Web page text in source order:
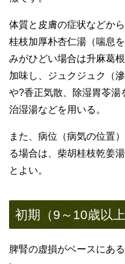
体質と皮膚の症状などか
桂枝加厚朴杏仁湯（喘息
みがひどい場合は升麻葛
加味し、ジュクジュク（
や?香正気散、除湿胃苓湯
治湿湯などを用いる。
また、病位（病気の位置
る場合は、柴胡桂枝乾姜
とよい。
初期（9～10歳以
脾腎の虚損がベースにあ